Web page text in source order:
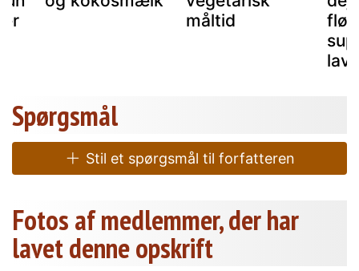
måltid
Spørgsmål
Stil et spørgsmål til forfatteren
Fotos af medlemmer, der har
lavet denne opskrift